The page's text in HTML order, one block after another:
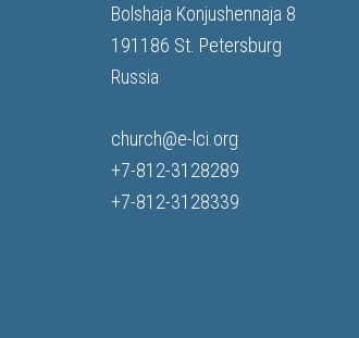
Bolshaja Konjushennaja 8
191186 St. Petersburg
Russia
church@e-lci.org
+7-812-3128289
+7-812-3128339